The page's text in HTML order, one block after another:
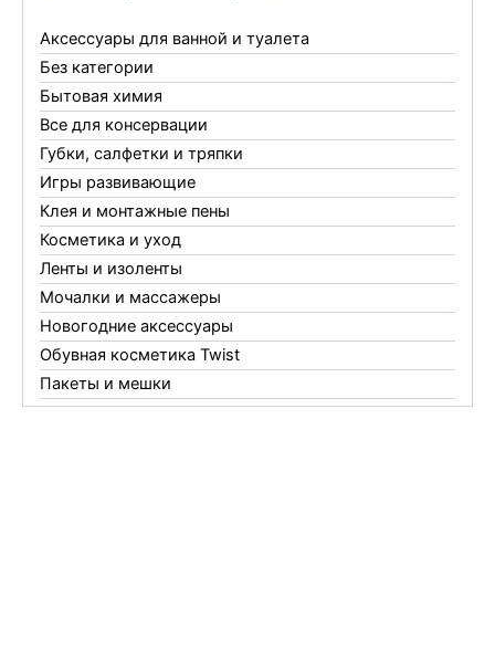
Аксессуары для ванной и туалета
Без категории
Бытовая химия
Все для консервации
Губки, салфетки и тряпки
Игры развивающие
Клея и монтажные пены
Косметика и уход
Ленты и изоленты
Мочалки и массажеры
Новогодние аксессуары
Обувная косметика Twist
Пакеты и мешки
Перчатки